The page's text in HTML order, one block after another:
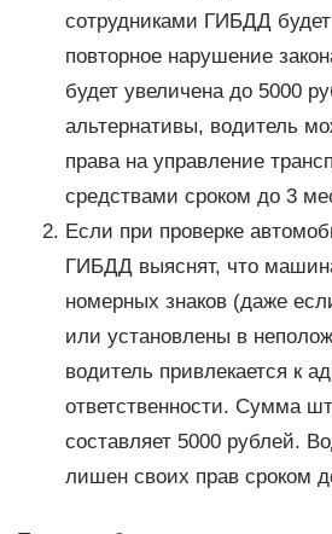
сотрудниками ГИБДД
повторное нарушение
будет увеличена до 5000
альтернативы, водитель
права на управление
средствами сроком до 3
Если при проверке
ГИБДД выяснят, что
номерных знаков (даже
или установлены в
водитель привлекается к
ответственности. Сумма
составляет 5000 рублей.
лишен своих прав сроком